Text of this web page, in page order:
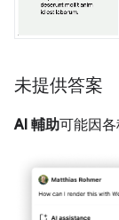
未提供答案
AI 輔助可能因各